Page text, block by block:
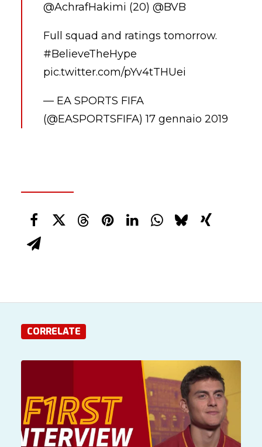
@AchrafHakimi (20) @BVB
Full squad and ratings tomorrow.
#BelieveTheHype
pic.twitter.com/pYv4tTHUei
— EA SPORTS FIFA
(@EASPORTSFIFA)17 gennaio 2019
CORRELATE